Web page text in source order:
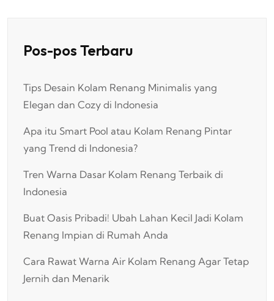
Pos-pos Terbaru
Tips Desain Kolam Renang Minimalis yang
Elegan dan Cozy di Indonesia
Apa itu Smart Pool atau Kolam Renang Pintar
yang Trend di Indonesia?
Tren Warna Dasar Kolam Renang Terbaik di
Indonesia
Buat Oasis Pribadi! Ubah Lahan Kecil Jadi Kolam
Renang Impian di Rumah Anda
Cara Rawat Warna Air Kolam Renang Agar Tetap
Jernih dan Menarik